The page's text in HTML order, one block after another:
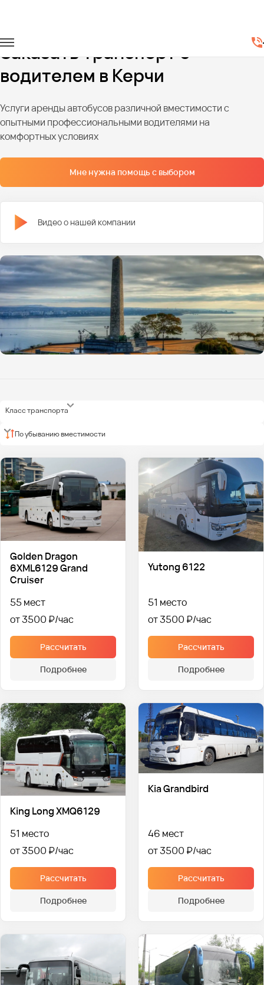
Заказать транспорт с
водителем в Керчи
Услуги аренды автобусов различной вместимости с
опытными профессиональными водителями на
комфортных условиях
Мне нужна помощь с выбором
Видео о нашей компании
Класс транспорта
По убыванию вместимости
Golden Dragon
6XML6129 Grand
Cruiser
55 мест
от 3500 ₽
Рассчитать
Подробнее
Yutong 6122
51 место
от 3500 ₽
Рассчитать
Подробнее
King Long XMQ6129
51 место
от 3500 ₽
Рассчитать
Подробнее
Kia Grandbird
46 мест
от 3500 ₽
Рассчитать
Подробнее